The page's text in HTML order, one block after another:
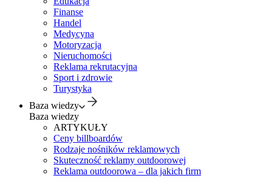
Finanse
Handel
Medycyna
Motoryzacja
Nieruchomości
Reklama rekrutacyjna
Sport i zdrowie
Turystyka
Baza wiedzy
Baza wiedzy
ARTYKUŁY
Ceny billboardów
Rodzaje nośników reklamowych
Skuteczność reklamy outdoorowej
Reklama outdoorowa – dla jakich firm